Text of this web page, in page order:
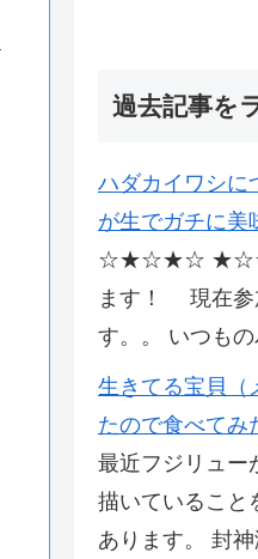
過去記事を
ハダカイワシに
が生でガチに美
☆★☆★☆
ます！ 現在参
す。。 いつも
生きてる宝貝（
たので食べてみ
最近フジリュー
描いていること
あります。 封